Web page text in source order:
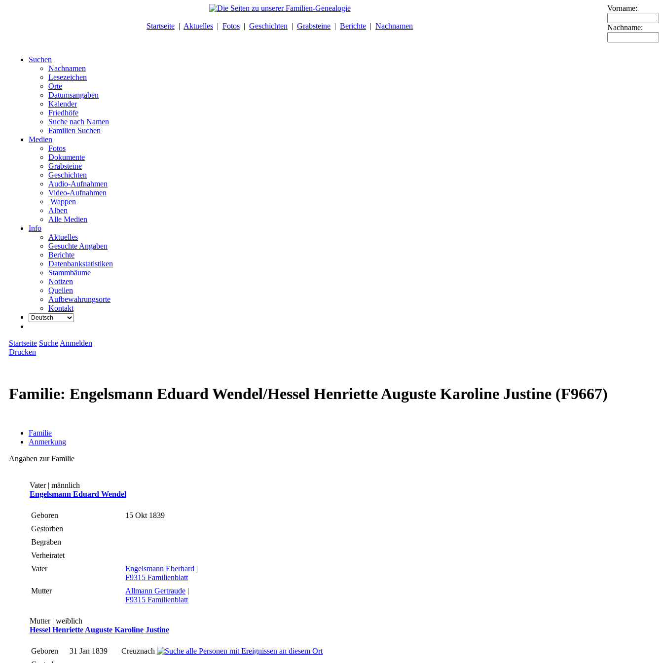
Startseite | Aktuelles | Fotos | Geschichten | Grabsteine | Berichte | Nachnamen
Vorname:
Nachname:
Suchen
Nachnamen
Lesezeichen
Orte
Datumsangaben
Kalender
Friedhöfe
Suche nach Namen
Familien Suchen
Medien
Fotos
Dokumente
Grabsteine
Geschichten
Audio-Aufnahmen
Video-Aufnahmen
Wappen
Alben
Alle Medien
Info
Aktuelles
Gesuchte Angaben
Berichte
Datenbankstatistiken
Stammbäume
Notizen
Quellen
Aufbewahrungsorte
Kontakt
Startseite Suche Anmelden
Drucken
Familie: Engelsmann Eduard Wendel/Hessel Henriette Auguste Karoline Justine (F9667)
Familie
Anmerkung
Angaben zur Familie
Vater | männlich
Engelsmann Eduard Wendel
Geboren
15 Okt 1839
Gestorben
Begraben
Verheiratet
Vater
Engelsmann Eberhard |
F9315 Familienblatt
Mutter
Allmann Gertraude |
F9315 Familienblatt
Mutter | weiblich
Hessel Henriette Auguste Karoline Justine
Geboren 31 Jan 1839
Creuznach